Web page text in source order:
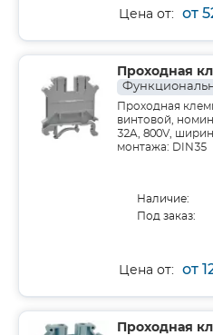
Цена от: от
Проходная
Проходная
винтовой,
32A, 800V,
монтажа: DIN35
Наличие:
Под заказ:
Цена от: от
Проходная